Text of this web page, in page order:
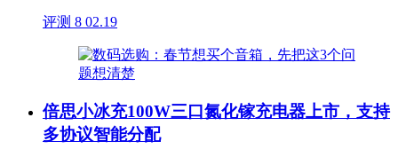
评测 8 02.19
倍思小冰充100W三口氮化镓充电器上市，支持
多协议智能分配